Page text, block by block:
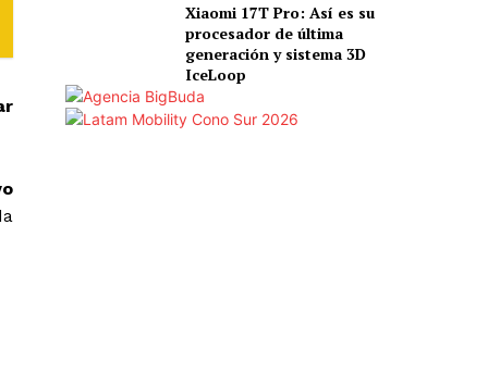
Xiaomi 17T Pro: Así es su
procesador de última
generación y sistema 3D
IceLoop